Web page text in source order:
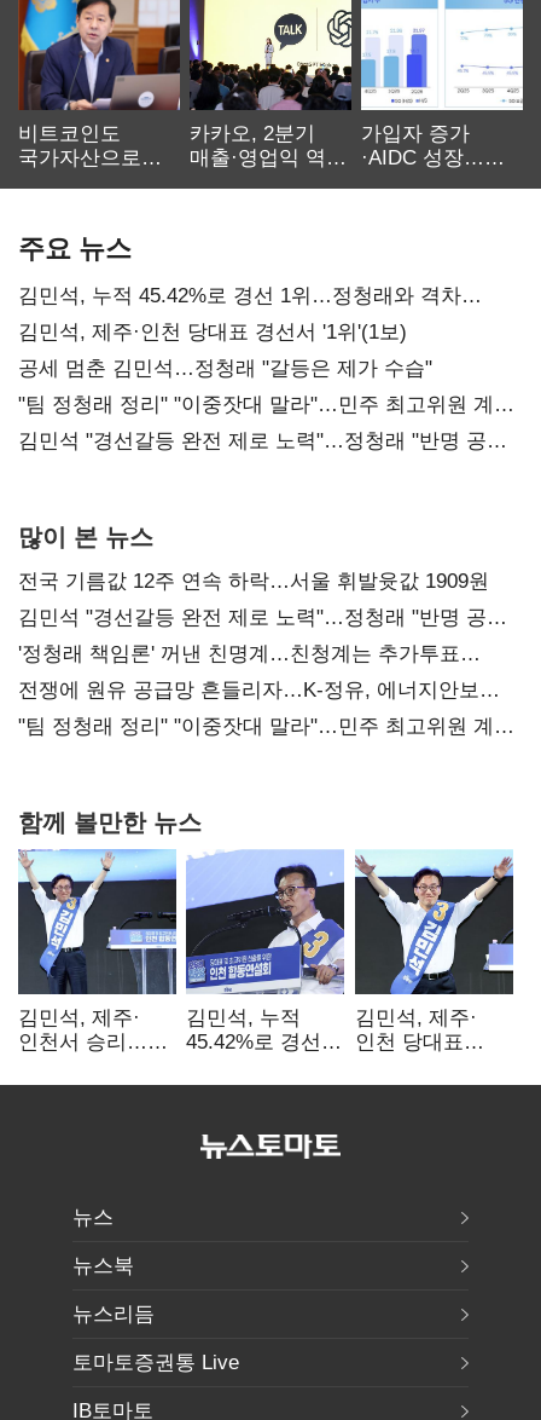
비트코인도
국가자산으로…'
카카오, 2분기
매출·영업익 역대
가입자 증가
·AIDC 성장…
주요 뉴스
김민석, 누적 45.42%로 경선 1위…정청래와 격차
0.86%p(2보)
김민석, 제주·인천 당대표 경선서 '1위'(1보)
공세 멈춘 김민석…정청래 "갈등은 제가 수습"
"팀 정청래 정리" "이중잣대 말라"…민주 최고위원 계파
다툼 격화
김민석 "경선갈등 완전 제로 노력"…정청래 "반명 공세
많이 본 뉴스
전국 기름값 12주 연속 하락…서울 휘발윳값 1909원
김민석 "경선갈등 완전 제로 노력"…정청래 "반명 공세
사과부터"
'정청래 책임론' 꺼낸 친명계…친청계는 추가투표
때리기
전쟁에 원유 공급망 흔들리자…K-정유, 에너지안보
핵심으로 재부상
"팀 정청래 정리" "이중잣대 말라"…민주 최고위원 계파
함께 볼만한 뉴스
김민석, 제주·
인천서 승리…
탈환'(종합)
김민석, 누적
45.42%로 경선
격차
김민석, 제주·
인천 당대표
뉴스
뉴스북
뉴스리듬
토마토증권통 Live
IB토마토